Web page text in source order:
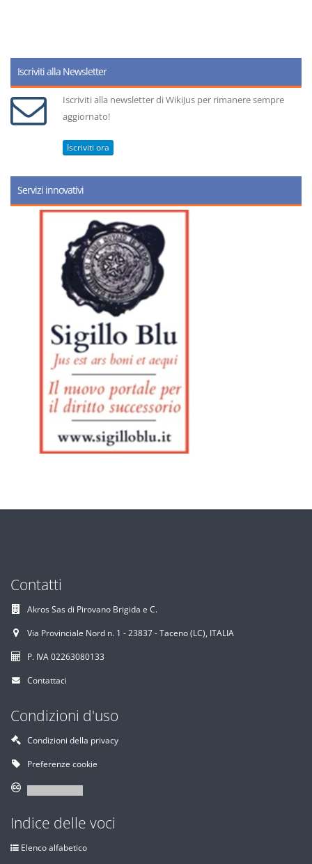
Iscriviti alla Newsletter
Iscriviti alla newsletter di WikiJus per rimanere sempre
aggiornato!
Iscriviti ora
Servizi innovativi
Contatti
Akros Sas di Pirovano Brigida e C.
Via Provinciale Nord n. 1 - 23837 - Taceno (LC), ITALIA
P. IVA 02263080133
Contattaci
Condizioni d'uso
Condizioni della privacy
Preferenze cookie
Indice delle voci
Elenco alfabetico